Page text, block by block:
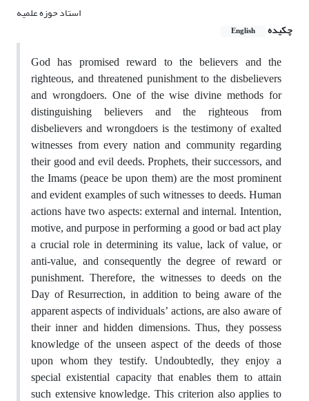
استاد حوزه علمیه
چکیده
English
God has promised reward to the believers and the
righteous, and threatened punishment to the disbelievers
and wrongdoers. One of the wise divine methods for
distinguishing believers and the righteous from
disbelievers and wrongdoers is the testimony of exalted
witnesses from every nation and community regarding
their good and evil deeds. Prophets, their successors, and
the Imams (peace be upon them) are the most prominent
and evident examples of such witnesses to deeds. Human
actions have two aspects: external and internal. Intention,
motive, and purpose in performing a good or bad act play
a crucial role in determining its value, lack of value, or
anti-value, and consequently the degree of reward or
punishment. Therefore, the witnesses to deeds on the
Day of Resurrection, in addition to being aware of the
apparent aspects of individuals’ actions, are also aware of
their inner and hidden dimensions. Thus, they possess
knowledge of the unseen aspect of the deeds of those
upon whom they testify. Undoubtedly, they enjoy a
special existential capacity that enables them to attain
such extensive knowledge. This criterion also applies to